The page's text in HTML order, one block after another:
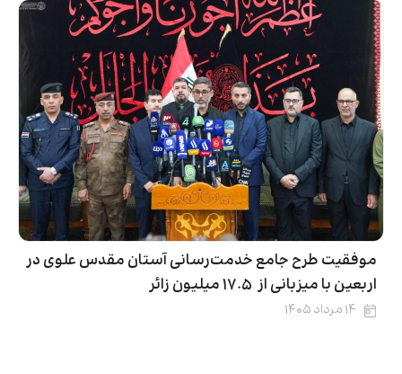
موفقیت طرح جامع خدمت‌رسانی آستان مقدس علوی در
اربعین با میزبانی از ۱۷.۵ میلیون زائر
۱۴ مرداد ۱۴۰۵